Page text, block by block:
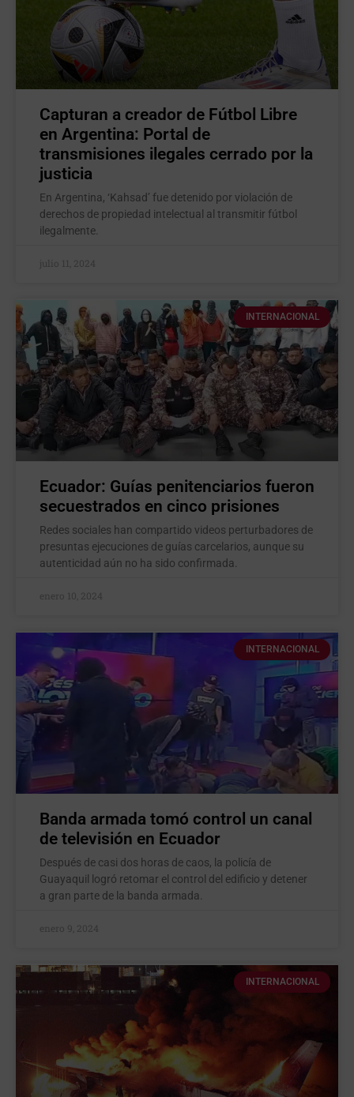
Capturan a creador de Fútbol Libre
en Argentina: Portal de
transmisiones ilegales cerrado por la
justicia
En Argentina, ‘Kahsad’ fue detenido por violación de
derechos de propiedad intelectual al transmitir fútbol
ilegalmente.
julio 11, 2024
INTERNACIONAL
Ecuador: Guías penitenciarios fueron
secuestrados en cinco prisiones
Redes sociales han compartido videos perturbadores de
presuntas ejecuciones de guías carcelarios, aunque su
autenticidad aún no ha sido confirmada.
enero 10, 2024
INTERNACIONAL
Banda armada tomó control un canal
de televisión en Ecuador
Después de casi dos horas de caos, la policía de
Guayaquil logró retomar el control del edificio y detener
a gran parte de la banda armada.
enero 9, 2024
INTERNACIONAL